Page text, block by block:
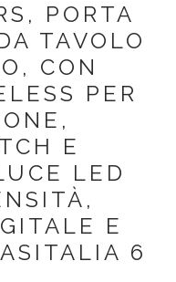
PORTA
TAVOLO
CON
PER
E
LED
E
6